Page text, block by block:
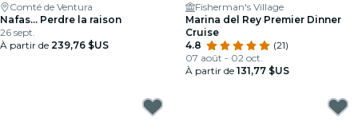
Comté de Ventura
Nafas… Perdre la raison
26 sept.
À partir de 239,76 $US
Fisherman's Village
Marina del Rey Premier Dinner
Cruise
4.8
(21)
07 août - 02 oct.
À partir de 131,77 $US